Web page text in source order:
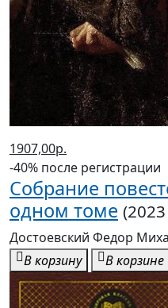
1907,00р.
-40% после регистрации
Собрание
одном томе (2023
Достоевский Федор
В корзину
В корзине